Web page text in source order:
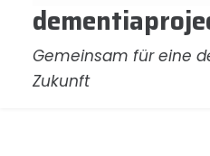
Gemeinsam für eine
Zukunft